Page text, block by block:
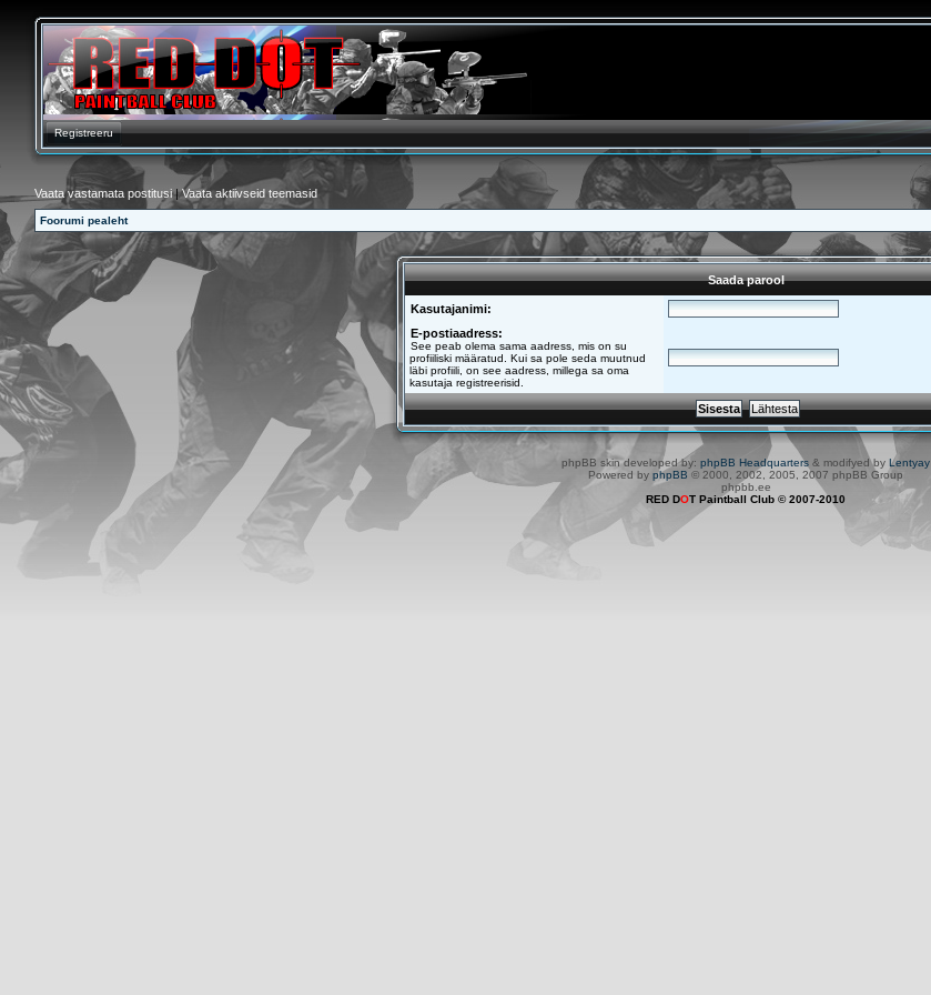
Registreeru
Vaata vastamata postitusi|Vaata aktiivseid teemasid
Foorumi pealeht
Saada parool
Kasutajanimi:
E-postiaadress:
See peab olema sama aadress, mis on su
profiiliski määratud. Kui sa pole seda muutnud
läbi profiili, on see aadress, millega sa oma
kasutaja registreerisid.
phpBB skin developed by: phpBB Headquarters & modifyed by Lentyay
Powered by phpBB © 2000, 2002, 2005, 2007 phpBB Group
phpbb.ee
RED DOT Paintball Club © 2007-2010